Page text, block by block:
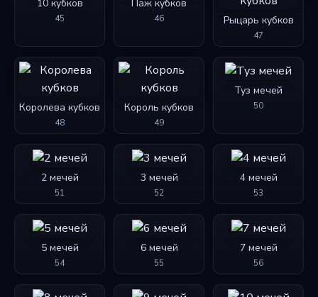
10 кубков
45
Паж кубков
46 Рыцарь кубков
47
Королева кубков
48
Король кубков
49
Туз мечей
50
2 мечей
51
3 мечей
52
4 мечей
53
5 мечей
54
6 мечей
55
7 мечей
56